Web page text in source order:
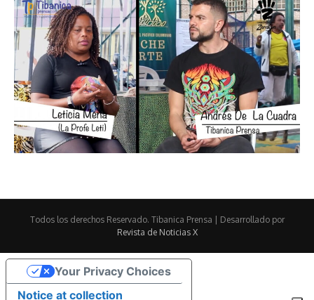
Todos los derechos Reservado. Tibanica Prensa | Desarrollado por
Revista de Noticias X
Notice at collection
Your Privacy Choices